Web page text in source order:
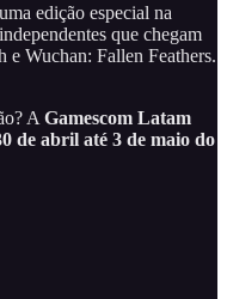
edição especial na
que chegam
e Wuchan: Fallen Feathers.
A Gamescom Latam
de abril até 3 de maio do